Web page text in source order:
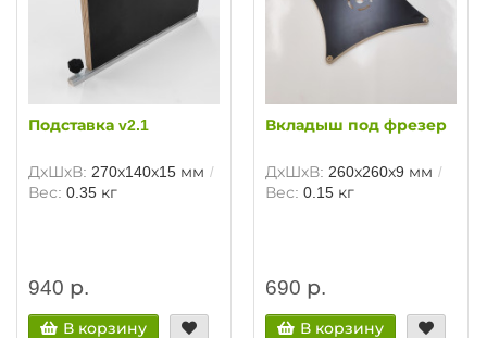
Подставка v2.1
ДхШхВ: 270х140х15 мм
Вес: 0.35 кг
940 р.
В корзину
Вкладыш под фрезер
ДхШхВ: 260х260х9 мм
Вес: 0.15 кг
690 р.
В корзину